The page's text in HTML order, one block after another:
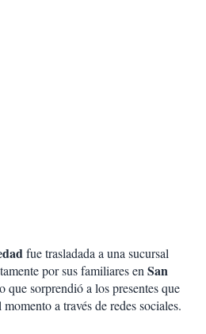
fue trasladada a una sucursal
por sus familiares enSan
que sorprendió a los presentes que
a través de redes sociales.